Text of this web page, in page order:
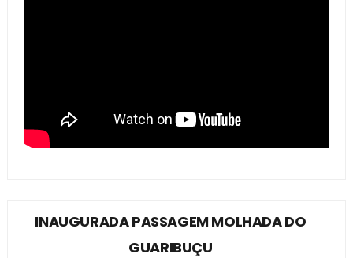
INAUGURADA PASSAGEM MOLHADA DO
GUARIBUÇU